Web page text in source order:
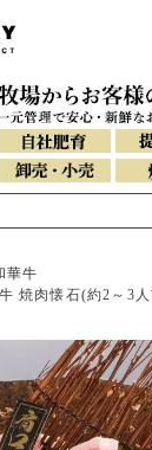
華牛
焼肉懐石(約2～3